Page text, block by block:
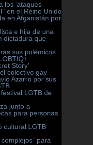
los ‘ataques
en el Reino Unido
en Afganistán por
e hija de una
dictadura que
sus polémicos
Story’
colectivo gay
Azarro por sus
LGTB de
junto a
para personas
cultural LGTB
para